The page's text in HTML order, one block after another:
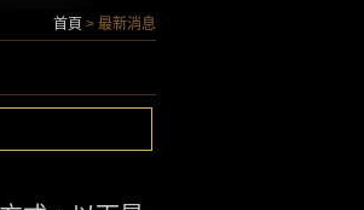
首頁 > 最新消息